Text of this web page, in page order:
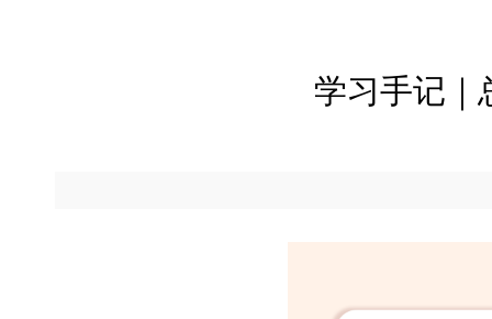
学习手记｜